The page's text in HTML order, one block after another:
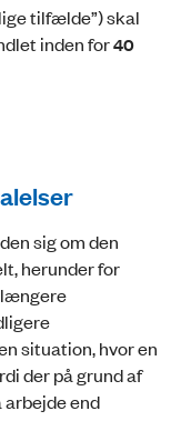
tilfælde”) skal
inden for40
sig om den
herunder for
længere
situation, hvor en
der på grund af
end